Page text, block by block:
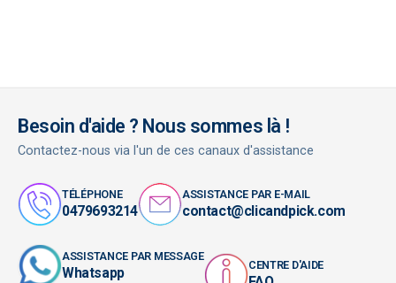
Besoin d'aide ? Nous sommes là !
Contactez-nous via l'un de ces canaux d'assistance
TÉLÉPHONE
0479693214
ASSISTANCE PAR E-MAIL
contact@clicandpick.com
ASSISTANCE PAR MESSAGE
Whatsapp CENTRE D'AIDE